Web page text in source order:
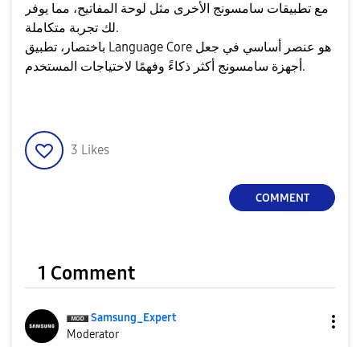
مع تطبيقات سامسونج الأخرى مثل لوحة المفاتيح، مما يوفر
لك تجربة متكاملة.
باختصار، تطبيق Language Core هو عنصر أساسي في جعل
أجهزة سامسونج أكثر ذكاءً وفهمًا لاحتياجات المستخدم.
3 Likes
COMMENT
1 Comment
Samsung_Expert
Moderator